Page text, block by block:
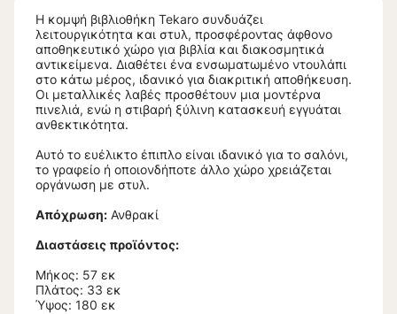
Η κομψή βιβλιοθήκη Tekaro συνδυάζει
λειτουργικότητα και στυλ, προσφέροντας άφθονο
αποθηκευτικό χώρο για βιβλία και διακοσμητικά
αντικείμενα. Διαθέτει ένα ενσωματωμένο ντουλάπι
στο κάτω μέρος, ιδανικό για διακριτική αποθήκευση.
Οι μεταλλικές λαβές προσθέτουν μια μοντέρνα
πινελιά, ενώ η στιβαρή ξύλινη κατασκευή εγγυάται
ανθεκτικότητα.
Αυτό το ευέλικτο έπιπλο είναι ιδανικό για το σαλόνι,
το γραφείο ή οποιονδήποτε άλλο χώρο χρειάζεται
οργάνωση με στυλ.
Απόχρωση: Ανθρακί
Διαστάσεις προϊόντος:
Μήκος: 57 εκ
Πλάτος: 33 εκ
Ύψος: 180 εκ